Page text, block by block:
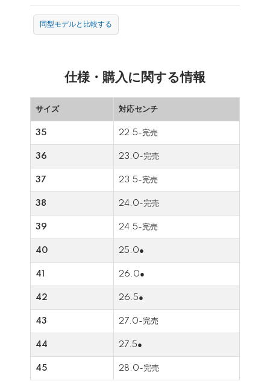
同型モデルと比較する
仕様・購入に関する情報
サイズ 対応センチ
35 22.5-完売
36 23.0-完売
37 23.5-完売
38 24.0-完売
39 24.5-完売
40 25.0●
41 26.0●
42 26.5●
43 27.0-完売
44 27.5●
45 28.0-完売